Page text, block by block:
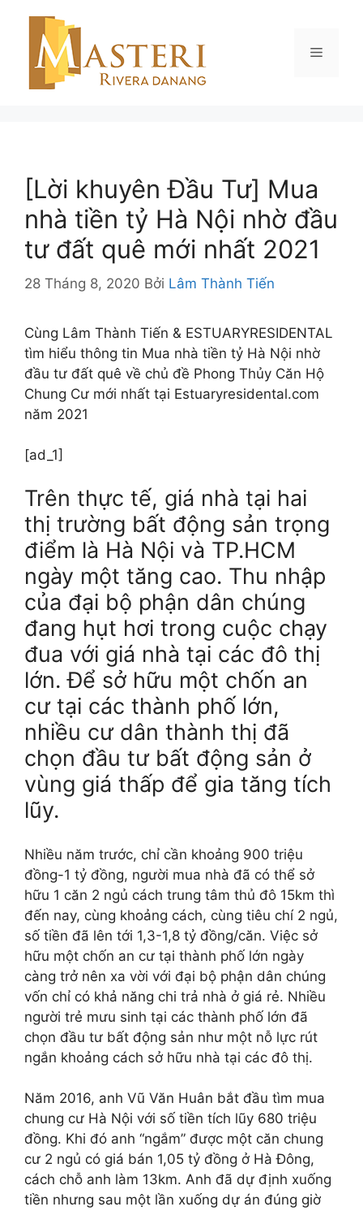
Menu
[Lời khuyên Đầu Tư] Mua
nhà tiền tỷ Hà Nội nhờ đầu
tư đất quê mới nhất 2021
28 Tháng 8, 2020 Bởi Lâm Thành Tiến
Cùng Lâm Thành Tiến & ESTUARYRESIDENTAL
tìm hiểu thông tin Mua nhà tiền tỷ Hà Nội nhờ
đầu tư đất quê về chủ đề Phong Thủy Căn Hộ
Chung Cư mới nhất tại Estuaryresidental.com
năm 2021
[ad_1]
Trên thực tế, giá nhà tại hai
thị trường bất động sản trọng
điểm là Hà Nội và TP.HCM
ngày một tăng cao. Thu nhập
của đại bộ phận dân chúng
đang hụt hơi trong cuộc chạy
đua với giá nhà tại các đô thị
lớn. Để sở hữu một chốn an
cư tại các thành phố lớn,
nhiều cư dân thành thị đã
chọn đầu tư bất động sản ở
vùng giá thấp để gia tăng tích
lũy.
Nhiều năm trước, chỉ cần khoảng 900 triệu
đồng-1 tỷ đồng, người mua nhà đã có thể sở
hữu 1 căn 2 ngủ cách trung tâm thủ đô 15km thì
đến nay, cùng khoảng cách, cùng tiêu chí 2 ngủ,
số tiền đã lên tới 1,3-1,8 tỷ đồng/căn. Việc sở
hữu một chốn an cư tại thành phố lớn ngày
càng trở nên xa vời với đại bộ phận dân chúng
vốn chỉ có khả năng chi trả nhà ở giá rẻ. Nhiều
người trẻ mưu sinh tại các thành phố lớn đã
chọn đầu tư bất động sản như một nỗ lực rút
ngắn khoảng cách sở hữu nhà tại các đô thị.
Năm 2016, anh Vũ Văn Huân bắt đầu tìm mua
chung cư Hà Nội với số tiền tích lũy 680 triệu
đồng. Khi đó anh “ngắm” được một căn chung
cư 2 ngủ có giá bán 1,05 tỷ đồng ở Hà Đông,
cách chỗ anh làm 13km. Anh đã dự định xuống
tiền nhưng sau một lần xuống dự án đúng giờ